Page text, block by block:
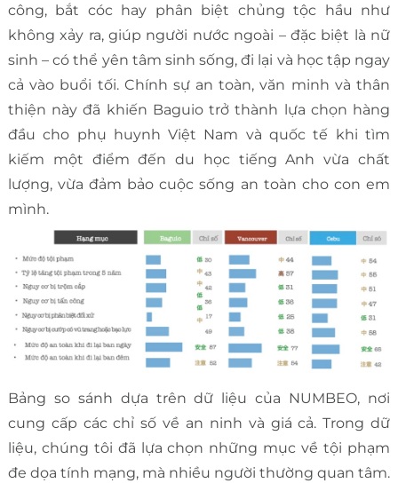
công, bắt cóc hay phân biệt chủng tộc hầu như
không xảy ra, giúp người nước ngoài – đặc biệt là nữ
sinh – có thể yên tâm sinh sống, đi lại và học tập ngay
cả vào buổi tối. Chính sự an toàn, văn minh và thân
thiện này đã khiến Baguio trở thành lựa chọn hàng
đầu cho phụ huynh Việt Nam và quốc tế khi tìm
kiếm một điểm đến du học tiếng Anh vừa chất
lượng, vừa đảm bảo cuộc sống an toàn cho con em
mình.
Bảng so sánh dựa trên dữ liệu của NUMBEO, nơi
cung cấp các chỉ số về an ninh và giá cả. Trong dữ
liệu, chúng tôi đã lựa chọn những mục về tội phạm
đe dọa tính mạng, mà nhiều người thường quan tâm.